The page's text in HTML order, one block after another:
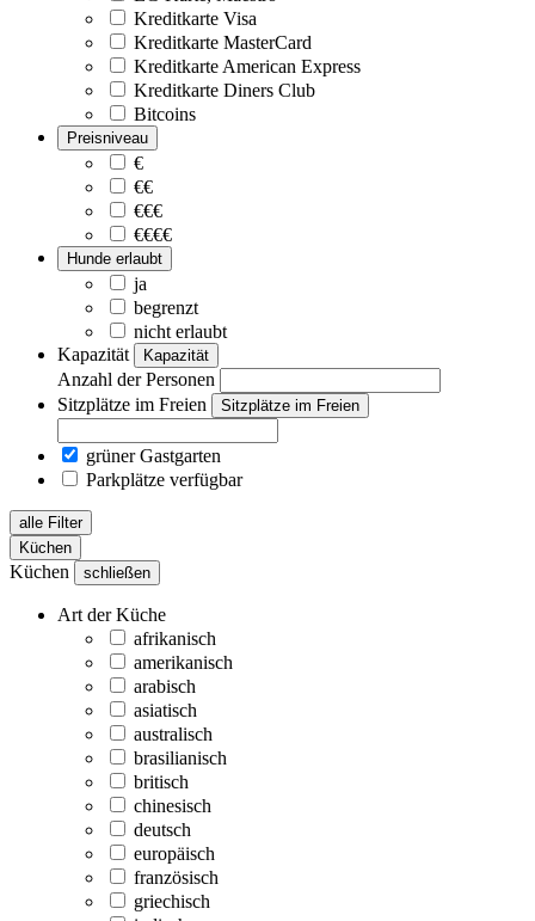
Kreditkarte Visa
Kreditkarte MasterCard
Kreditkarte American Express
Kreditkarte Diners Club
Bitcoins
Preisniveau
€
€€
€€€
€€€€
Hunde erlaubt
ja
begrenzt
nicht erlaubt
Kapazität
Kapazität
Anzahl der Personen
Sitzplätze im Freien
Sitzplätze im Freien
grüner Gastgarten
Parkplätze verfügbar
alle Filter
Küchen
Küchen schließen
Art der Küche
afrikanisch
amerikanisch
arabisch
asiatisch
australisch
brasilianisch
britisch
chinesisch
deutsch
europäisch
französisch
griechisch